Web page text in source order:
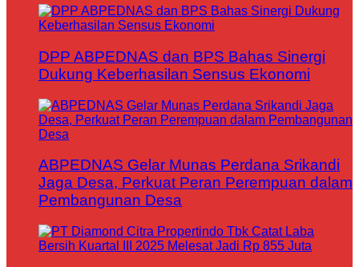
DPP ABPEDNAS dan BPS Bahas Sinergi
Dukung Keberhasilan Sensus Ekonomi
ABPEDNAS Gelar Munas Perdana Srikandi
Jaga Desa, Perkuat Peran Perempuan dalam
Pembangunan Desa